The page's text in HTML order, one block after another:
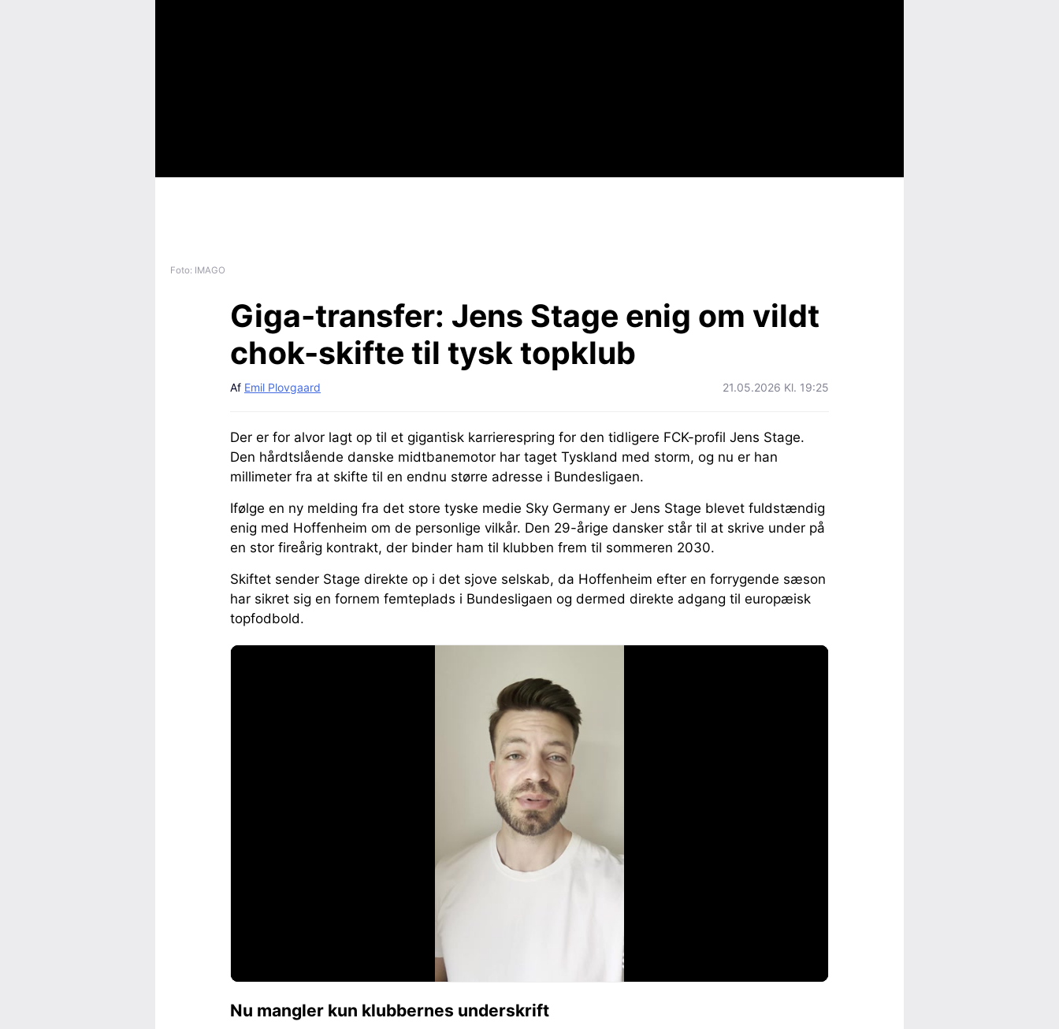
Foto: IMAGO
Giga-transfer: Jens Stage enig om vildt
chok-skifte til tysk topklub
Af Emil Plovgaard 21.05.2026 Kl. 19:25
Der er for alvor lagt op til et gigantisk karrierespring for den tidligere FCK-profil Jens Stage.
Den hårdtslående danske midtbanemotor har taget Tyskland med storm, og nu er han
millimeter fra at skifte til en endnu større adresse i Bundesligaen.
Ifølge en ny melding fra det store tyske medie Sky Germany er Jens Stage blevet fuldstændig
enig med Hoffenheim om de personlige vilkår. Den 29-årige dansker står til at skrive under på
en stor fireårig kontrakt, der binder ham til klubben frem til sommeren 2030.
Skiftet sender Stage direkte op i det sjove selskab, da Hoffenheim efter en forrygende sæson
har sikret sig en fornem femteplads i Bundesligaen og dermed direkte adgang til europæisk
topfodbold.
Nu mangler kun klubbernes underskrift